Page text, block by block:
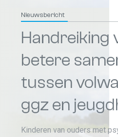
Nieuwsbericht
Handreiking
betere
tussen
ggz en
Kinderen van ouders met